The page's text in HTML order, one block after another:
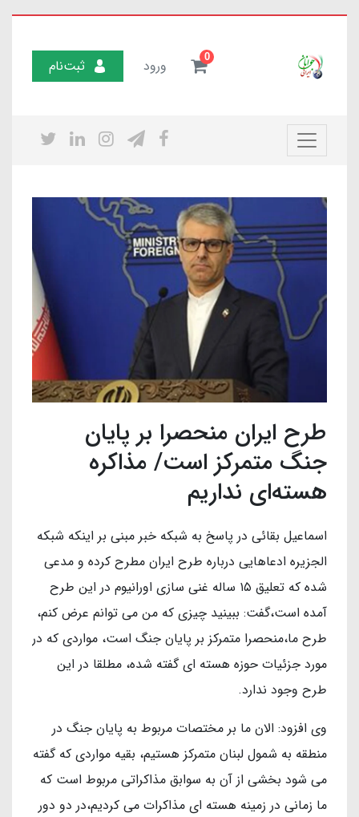
0 ورود ثبت‌نام
طرح ایران منحصرا بر پایان
جنگ متمرکز است/ مذاکره
هسته‌ای نداریم
اسماعیل بقائی در پاسخ به شبکه خبر مبنی بر اینکه شبکه
الجزیره ادعاهایی درباره طرح ایران مطرح کرده و مدعی
شده که تعلیق ۱۵ ساله غنی سازی اورانیوم در این طرح
آمده است،‌گفت: ببینید چیزی که من می توانم عرض کنم،
طرح ما،‌منحصرا متمرکز بر پایان جنگ است، مواردی که در
مورد جزئیات حوزه هسته ای گفته شده، مطلقا در این
طرح وجود ندارد.
وی افزود: الان ما بر مختصات مربوط به پایان جنگ در
منطقه به شمول لبنان متمرکز هستیم، بقیه مواردی که گفته
می شود بخشی از آن به سوابق مذاکراتی مربوط است که
ما زمانی در زمینه هسته ای مذاکرات می کردیم،‌در دو دور